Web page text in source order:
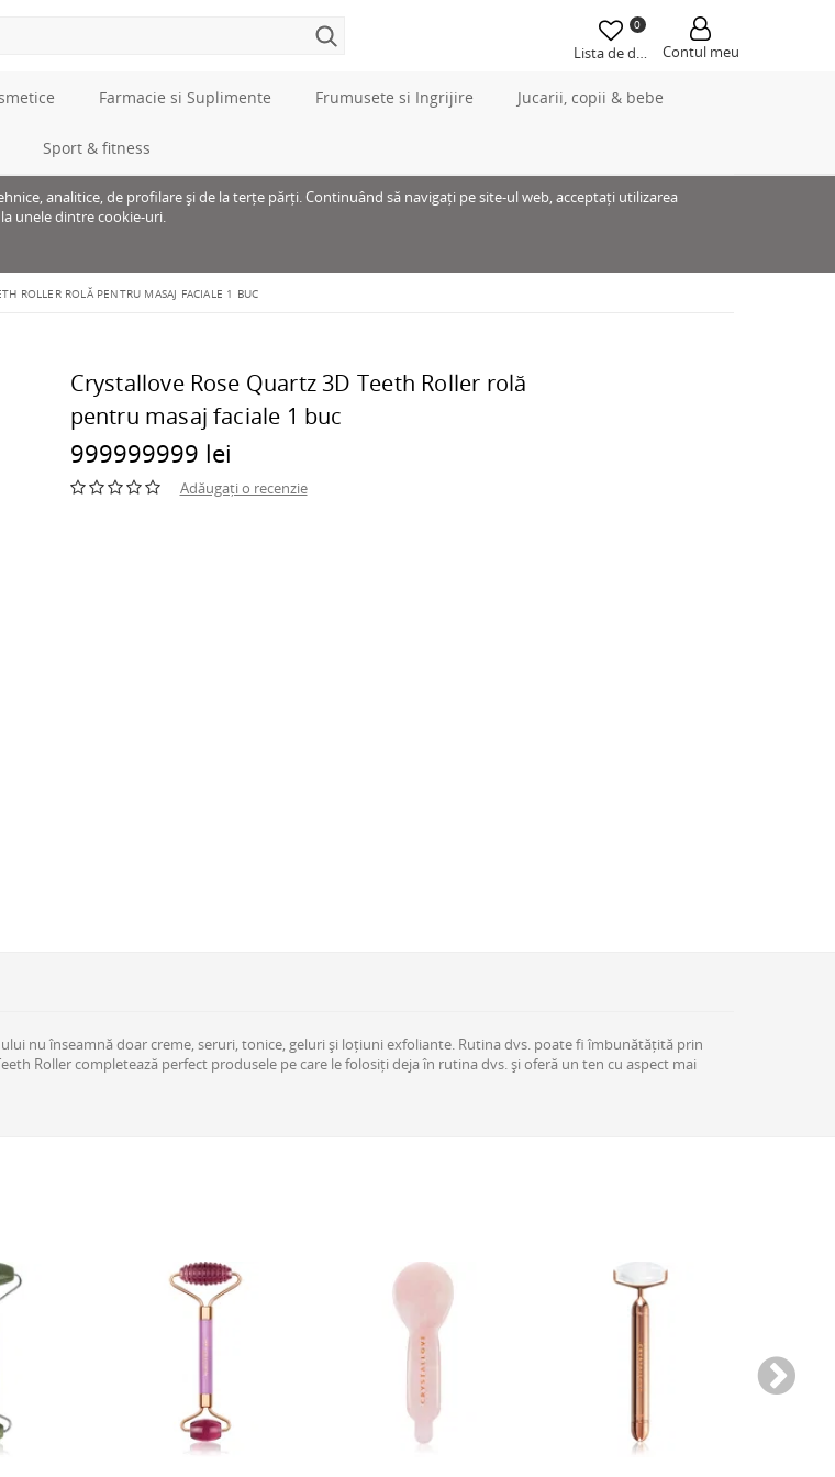
0
Lista de dorințeContul meu
Farmacie si Suplimente Frumusete si Ingrijire Jucarii, copii & bebe
Sport & fitness
analitice, de profilare și de la terțe părți. Continuând să navigați pe site-ul web, acceptați utilizarea
unele dintre cookie-uri.
ROLLER ROLĂ PENTRU MASAJ FACIALE 1 BUC
Crystallove Rose Quartz 3D Teeth Roller rolă
pentru masaj faciale 1 buc
999999999 lei
Adăugați o recenzie
nu înseamnă doar creme, seruri, tonice, geluri și loțiuni exfoliante. Rutina dvs. poate fi îmbunătățită prin
Roller completează perfect produsele pe care le folosiți deja în rutina dvs. și oferă un ten cu aspect mai